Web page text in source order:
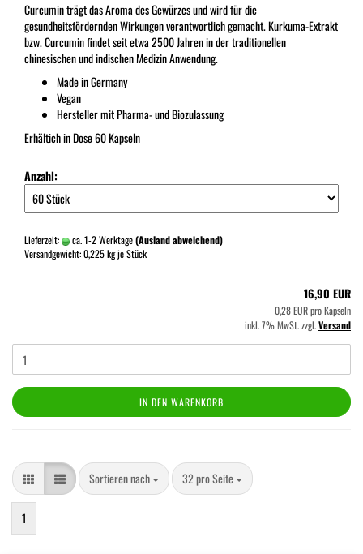
Curcumin trägt das Aroma des Gewürzes und wird für die
gesundheitsfördernden Wirkungen verantwortlich gemacht. Kurkuma-Extrakt
bzw. Curcumin findet seit etwa 2500 Jahren in der traditionellen
chinesischen und indischen Medizin Anwendung.
Made in Germany
Vegan
Hersteller mit Pharma- und Biozulassung
Erhältich in Dose 60 Kapseln
Anzahl:
Lieferzeit: ca. 1-2 Werktage(Ausland abweichend)
Versandgewicht:0,225kg je Stück
16,90 EUR
0,28 EUR pro Kapseln
inkl. 7% MwSt. zzgl.Versand
IN DEN WARENKORB
Sortieren nach
Sortieren nach 32 pro Seite
pro Seite
1